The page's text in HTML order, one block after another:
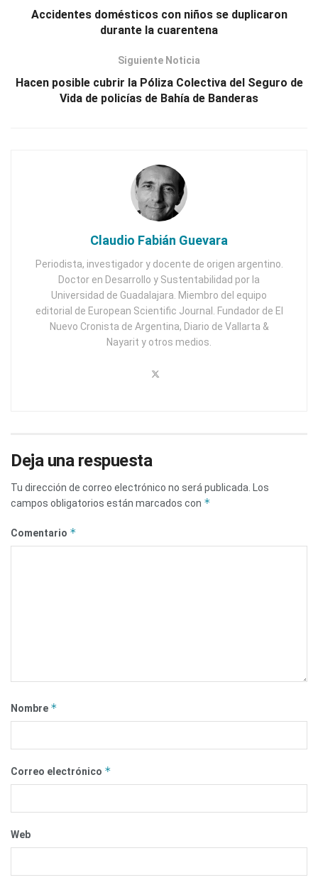
Accidentes domésticos con niños se duplicaron
durante la cuarentena
Siguiente Noticia
Hacen posible cubrir la Póliza Colectiva del Seguro de
Vida de policías de Bahía de Banderas
Claudio Fabián Guevara
Periodista, investigador y docente de origen argentino.
Doctor en Desarrollo y Sustentabilidad por la
Universidad de Guadalajara. Miembro del equipo
editorial de European Scientific Journal. Fundador de El
Nuevo Cronista de Argentina, Diario de Vallarta &
Nayarit y otros medios.
Deja una respuesta
Tu dirección de correo electrónico no será publicada. Los
campos obligatorios están marcados con *
Comentario *
Nombre *
Correo electrónico *
Web